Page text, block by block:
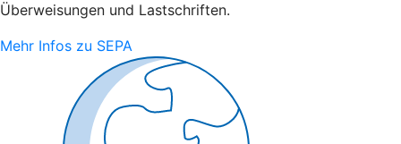
Überweisungen und Lastschriften.
Mehr Infos zu SEPA